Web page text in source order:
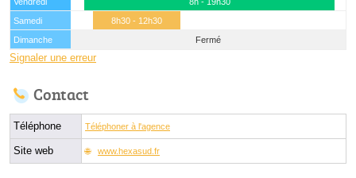
Samedi
8h30 - 12h30
Dimanche
Fermé
Signaler une erreur
Contact
Téléphone Téléphoner à l'agence
Site web www.hexasud.fr